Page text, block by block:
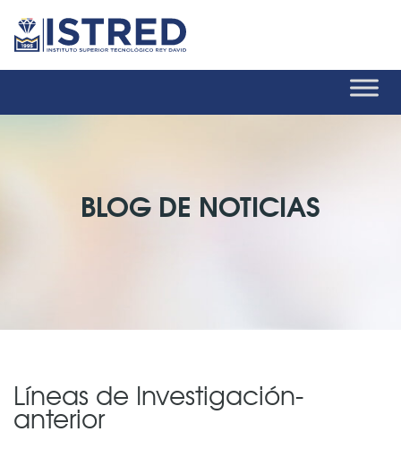
BLOG DE NOTICIAS
Líneas de Investigación-
anterior